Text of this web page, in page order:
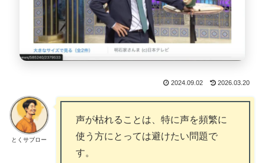
2024.09.02 2026.03.20
とくサブロー
声が枯れることは、特に声を頻繁に
使う方にとっては避けたい問題で
す。